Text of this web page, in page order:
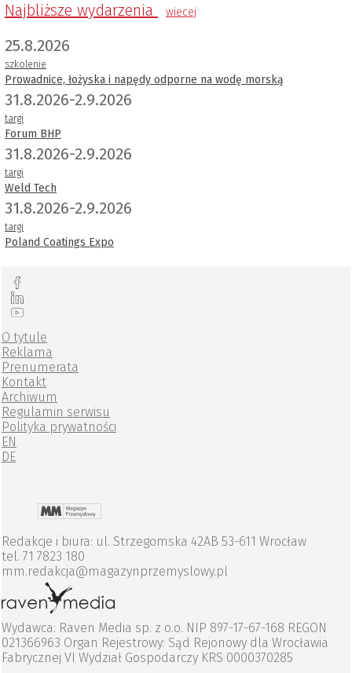
Najbliższe wydarzenia wiecej
25.8.2026
szkolenie
Prowadnice, łożyska i napędy odporne na wodę morską
31.8.2026-2.9.2026
targi
Forum BHP
31.8.2026-2.9.2026
targi
Weld Tech
31.8.2026-2.9.2026
targi
Poland Coatings Expo
O tytule
Reklama
Prenumerata
Kontakt
Archiwum
Regulamin serwisu
Polityka prywatności
EN
DE
Redakcje i biura: ul. Strzegomska 42AB 53-611 Wrocław
tel. 71 7823 180
mm.redakcja@magazynprzemyslowy.pl
Wydawca: Raven Media sp. z o.o. NIP 897-17-67-168 REGON
021366963 Organ Rejestrowy: Sąd Rejonowy dla Wrocławia
Fabrycznej VI Wydział Gospodarczy KRS 0000370285